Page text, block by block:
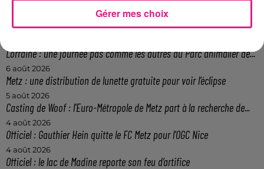
Lorraine : une journée pas comme les autres au Parc animalier de...
6 août 2026
Metz : une distribution de lunette gratuite pour voir l’éclipse
5 août 2026
Casting de Woof : l'Euro-Métropole de Metz part à la recherche de...
4 août 2026
Officiel : Gauthier Hein quitte le FC Metz pour l'OGC Nice
4 août 2026
Officiel : le lac de Madine reporte son feu d’artifice
Gérer mes choix